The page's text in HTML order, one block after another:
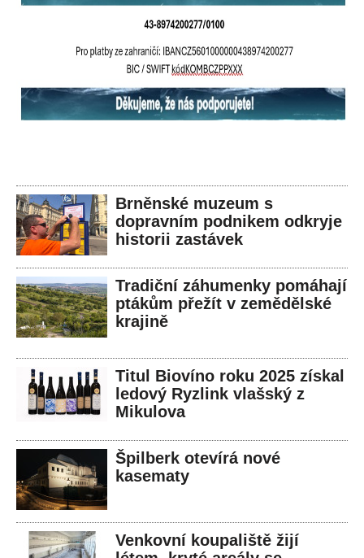
Brněnské muzeum s
dopravním podnikem odkryje
historii zastávek
Tradiční záhumenky pomáhají
ptákům přežít v zemědělské
krajině
Titul Biovíno roku 2025 získal
ledový Ryzlink vlašský z
Mikulova
Špilberk otevírá nové
kasematy
Venkovní koupaliště žijí